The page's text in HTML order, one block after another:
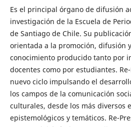
Es el principal órgano de difusión
investigación de la Escuela de
de Santiago de Chile. Su
orientada a la promoción, difusión
conocimiento producido tanto por
docentes como por estudiantes.
nuevo ciclo impulsando el
los campos de la comunicación
culturales, desde los más diversos
epistemológicos y temáticos. Re-